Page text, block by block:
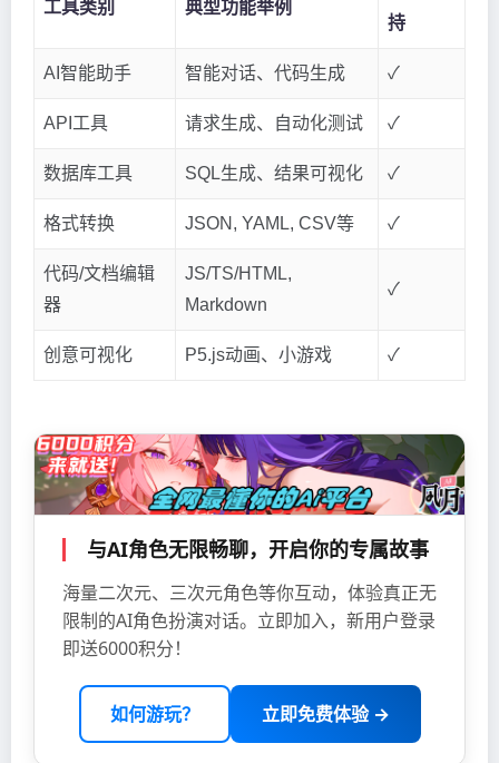
工具类别 典型功能举例
持
AI智能助手 智能对话、代码生成 ✓
API工具 请求生成、自动化测试 ✓
数据库工具 SQL生成、结果可视化 ✓
格式转换 JSON, YAML, CSV等 ✓
代码/文档编辑
器
JS/TS/HTML,
Markdown
✓
创意可视化 P5.js动画、小游戏 ✓
与AI角色无限畅聊，开启你的专属故事
海量二次元、三次元角色等你互动，体验真正无
限制的AI角色扮演对话。立即加入，新用户登录
即送6000积分！
如何游玩？ 立即免费体验 →